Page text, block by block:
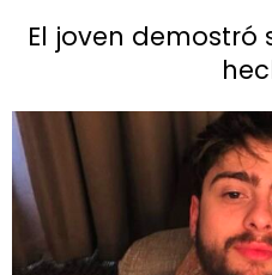
El joven demostró